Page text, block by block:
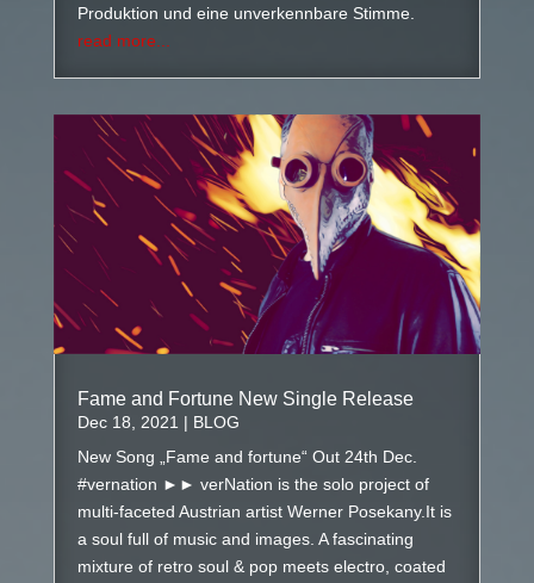
Produktion und eine unverkennbare Stimme.
read more...
Fame and Fortune New Single Release
Dec 18, 2021 | BLOG
New Song „Fame and fortune“ Out 24th Dec.
#vernation ►► verNation is the solo project of
multi-faceted Austrian artist Werner Posekany.It is
a soul full of music and images. A fascinating
mixture of retro soul & pop meets electro, coated